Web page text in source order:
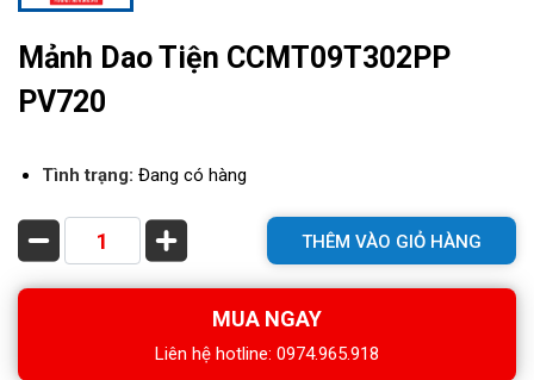
Mảnh Dao Tiện CCMT09T302PP
PV720
Tình trạng: Đang có hàng
THÊM VÀO GIỎ HÀNG
MUA NGAY
Liên hệ hotline: 0974.965.918